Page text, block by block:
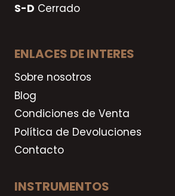
S-D Cerrado
ENLACES DE INTERES
Sobre nosotros
Blog
Condiciones de Venta
Política de Devoluciones
Contacto
INSTRUMENTOS